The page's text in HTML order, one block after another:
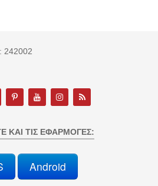
242002
ΚΑΙ ΤΙΣ ΕΦΑΡΜΟΓΈΣ:
Android